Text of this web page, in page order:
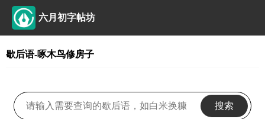
六月初字帖坊
歇后语-啄木鸟修房子
搜索